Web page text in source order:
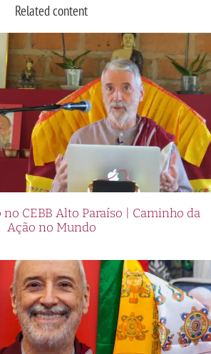
Related content
CEBB Alto Paraíso | Caminho da
Ação no Mundo